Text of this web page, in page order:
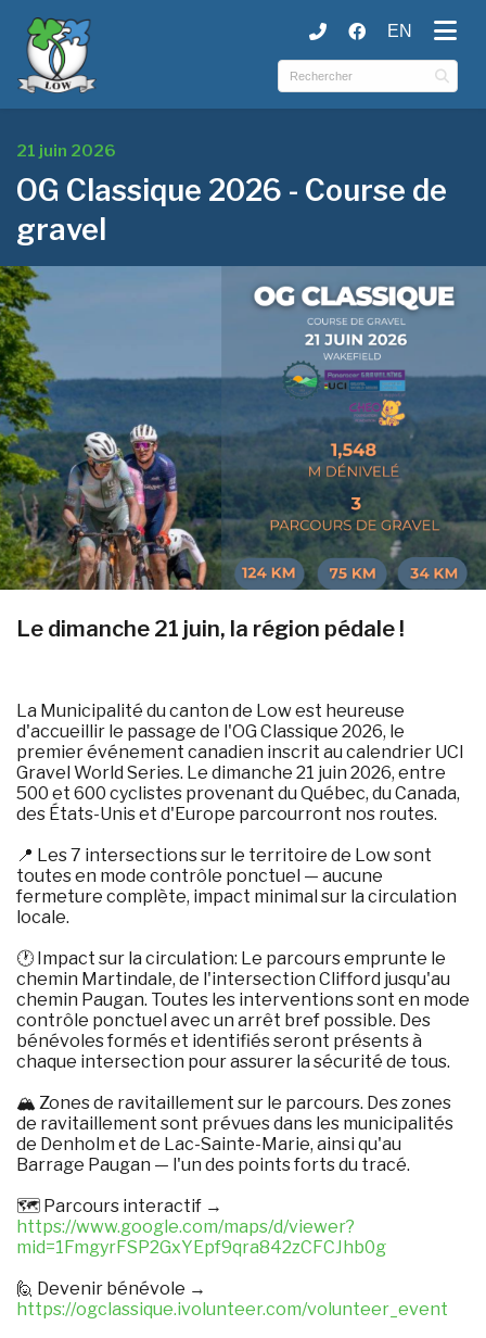
(Municipalité )
(Services )
EN
21 juin 2026
OG Classique 2026 - Course de
gravel
Le dimanche 21 juin, la région pédale !
La Municipalité du canton de Low est heureuse
d'accueillir le passage de l'OG Classique 2026, le
premier événement canadien inscrit au calendrier UCI
Gravel World Series. Le dimanche 21 juin 2026, entre
500 et 600 cyclistes provenant du Québec, du Canada,
des États-Unis et d'Europe parcourront nos routes.
📍 Les 7 intersections sur le territoire de Low sont
toutes en mode contrôle ponctuel — aucune
fermeture complète, impact minimal sur la circulation
locale.
🕐 Impact sur la circulation: Le parcours emprunte le
chemin Martindale, de l'intersection Clifford jusqu'au
chemin Paugan. Toutes les interventions sont en mode
contrôle ponctuel avec un arrêt bref possible. Des
bénévoles formés et identifiés seront présents à
chaque intersection pour assurer la sécurité de tous.
🏔️ Zones de ravitaillement sur le parcours. Des zones
de ravitaillement sont prévues dans les municipalités
de Denholm et de Lac-Sainte-Marie, ainsi qu'au
Barrage Paugan — l'un des points forts du tracé.
🗺️ Parcours interactif →
https://www.google.com/maps/d/viewer?
mid=1FmgyrFSP2GxYEpf9qra842zCFCJhb0g
🙋 Devenir bénévole →
https://ogclassique.ivolunteer.com/volunteer_event